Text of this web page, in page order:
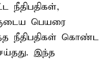
நீதிபதிகள்,
பெயரை
நீதிபதிகள் கொண்ட
இந்த